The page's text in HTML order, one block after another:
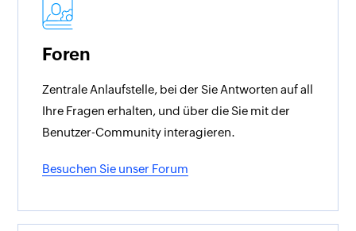
Foren
Zentrale Anlaufstelle, bei der Sie Antworten auf all
Ihre Fragen erhalten, und über die Sie mit der
Benutzer-Community interagieren.
Besuchen Sie unser Forum